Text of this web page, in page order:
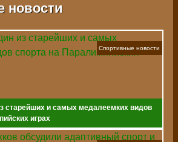
новости
старейших и самых медалеемких видов
играх
Спортивные новости